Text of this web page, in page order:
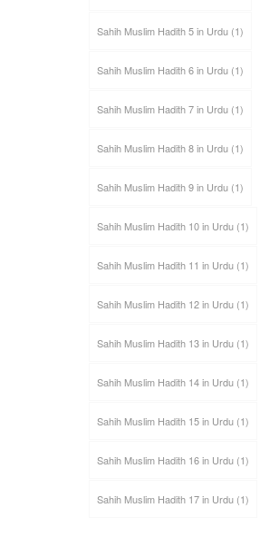
Sahih Muslim Hadith 5 in Urdu(1)
Sahih Muslim Hadith 6 in Urdu(1)
Sahih Muslim Hadith 7 in Urdu(1)
Sahih Muslim Hadith 8 in Urdu(1)
Sahih Muslim Hadith 9 in Urdu(1)
Sahih Muslim Hadith 10 in Urdu(1)
Sahih Muslim Hadith 11 in Urdu(1)
Sahih Muslim Hadith 12 in Urdu(1)
Sahih Muslim Hadith 13 in Urdu(1)
Sahih Muslim Hadith 14 in Urdu(1)
Sahih Muslim Hadith 15 in Urdu(1)
Sahih Muslim Hadith 16 in Urdu(1)
Sahih Muslim Hadith 17 in Urdu(1)